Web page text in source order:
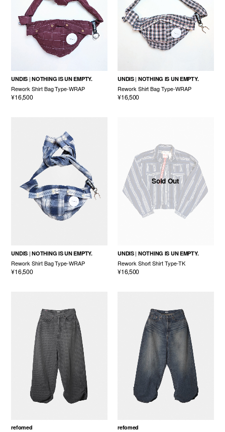
UNDIS NOTHING IS UN EMPTY.
Rework Shirt Bag Type-WRAP
¥16,500
UNDIS NOTHING IS UN EMPTY.
Rework Shirt Bag Type-WRAP
¥16,500
UNDIS NOTHING IS UN EMPTY.
Rework Shirt Bag Type-WRAP
¥16,500
Sold Out
UNDIS NOTHING IS UN EMPTY.
Rework Short Shirt Type-TK
¥16,500
refomed refomed